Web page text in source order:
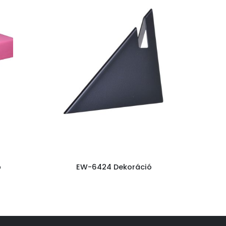
EW-6424 Dekoráció